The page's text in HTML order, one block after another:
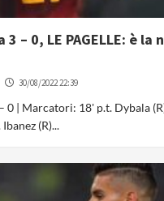
3 – 0, LE PAGELLE: è
30/08/2022 22:39
0 | Marcatori: 18' p.t. Dybala
(R)...